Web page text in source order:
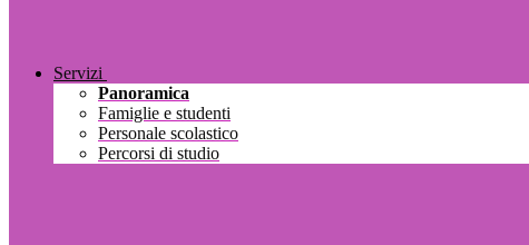
Servizi
Panoramica
Famiglie e studenti
Personale scolastico
Percorsi di studio